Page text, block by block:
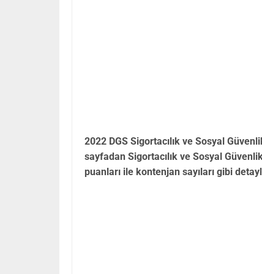
2022 DGS Sigortacılık ve Sosyal
sayfadan Sigortacılık ve Sosyal
puanları ile kontenjan sayıları gibi